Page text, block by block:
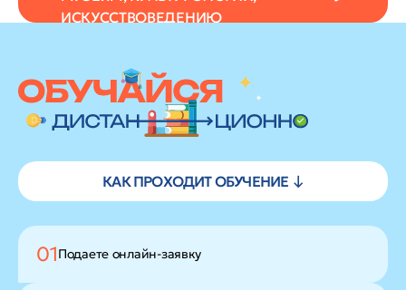
ИСКУССТВОВЕДЕНИЮ
КАК ПРОХОДИТ ОБУЧЕНИЕ ↓
01Подаете онлайн-заявку